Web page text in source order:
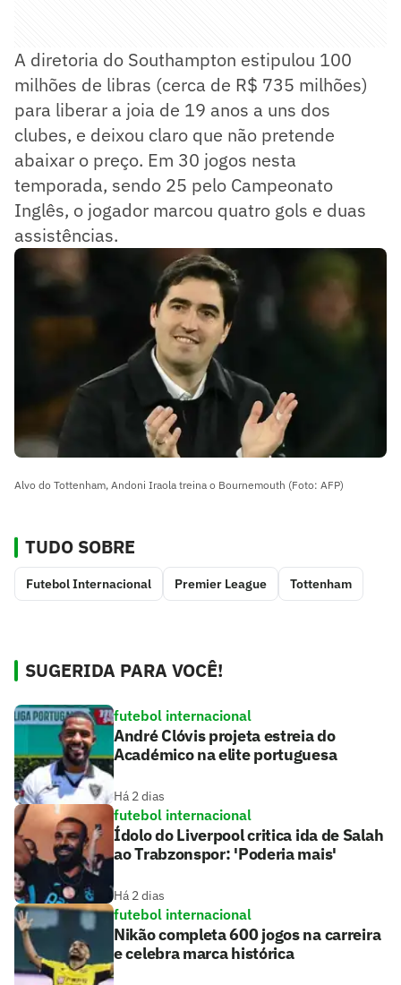
A diretoria do Southampton estipulou 100
milhões de libras (cerca de R$ 735 milhões)
para liberar a joia de 19 anos a uns dos
clubes, e deixou claro que não pretende
abaixar o preço. Em 30 jogos nesta
temporada, sendo 25 pelo Campeonato
Inglês, o jogador marcou quatro gols e duas
assistências.
Alvo do Tottenham, Andoni Iraola treina o Bournemouth (Foto: AFP)
TUDO SOBRE
Futebol Internacional Premier League Tottenham
SUGERIDA PARA VOCÊ!
futebol internacional
André Clóvis projeta estreia do
Académico na elite portuguesa
Há 2 dias
futebol internacional
Ídolo do Liverpool critica ida de Salah
ao Trabzonspor: 'Poderia mais'
Há 2 dias
futebol internacional
Nikão completa 600 jogos na carreira
e celebra marca histórica